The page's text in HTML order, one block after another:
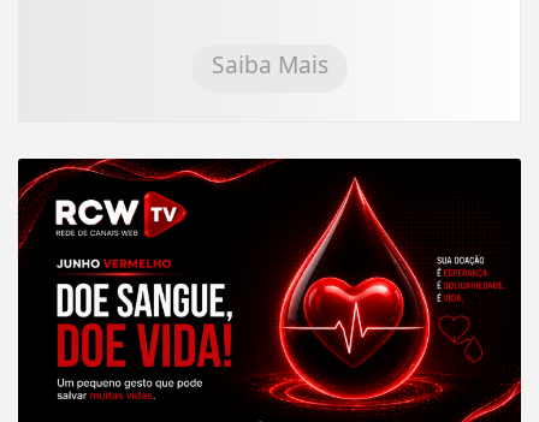
Saiba Mais